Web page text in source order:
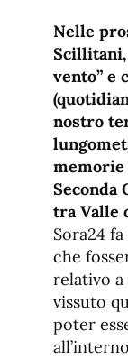
Nelle
vento” e
nostro
Seconda
tra Valle
Sora24
che
relativo
vissuto
poter